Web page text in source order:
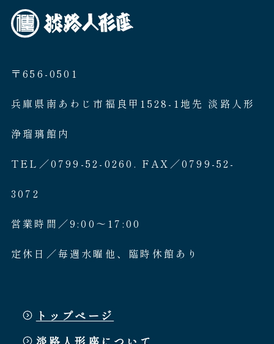
〒656-0501
兵庫県南あわじ市福良甲1528-1地先 淡路人形
浄瑠璃館内
TEL／0799-52-0260. FAX／0799-52-
3072
営業時間／9:00〜17:00
定休日／毎週水曜他、臨時休館あり
トップページ